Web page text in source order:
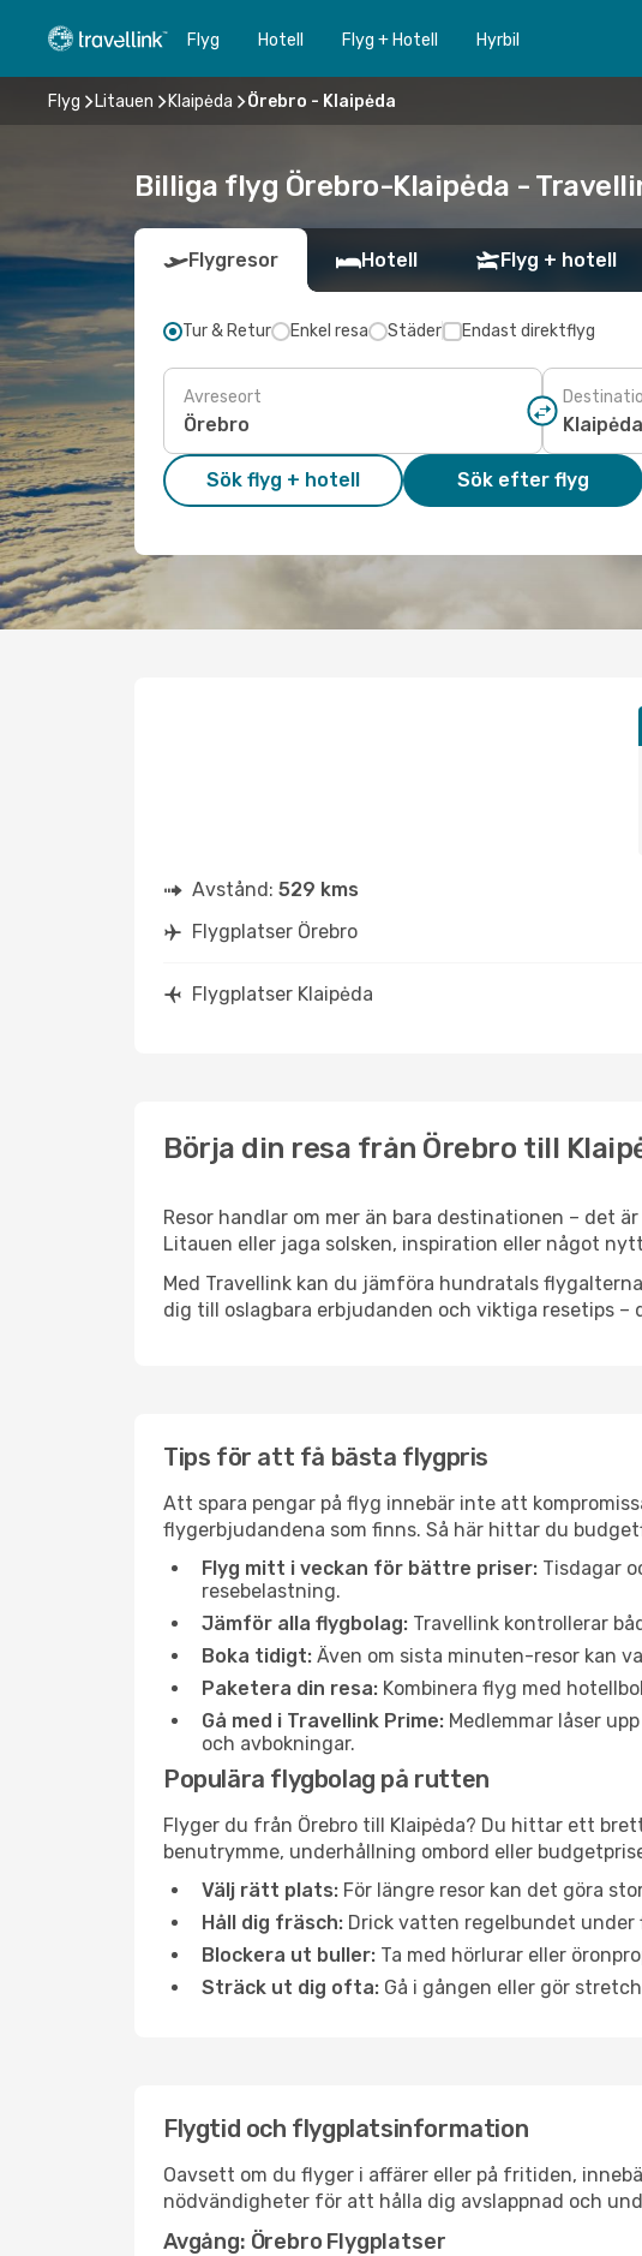
Flyg Hotell Flyg + Hotell Hyrbil
Flyg Litauen Klaipėda Örebro - Klaipėda
Billiga flyg Örebro-Klaipėda -
Flygresor Hotell Flyg + hotell
Tur & Retur Enkel resa Städer Endast direktflyg
Avreseort
Sök flyg + hotell Sök efter flyg
Avstånd: 529 kms
Flygplatser Örebro
Flygplatser Klaipėda
Börja din resa från Örebro till
Resor handlar om mer än bara destinationen – det
Litauen eller jaga solsken, inspiration eller något
Med Travellink kan du jämföra hundratals
dig till oslagbara erbjudanden och viktiga resetips
Tips för att få bästa flygpris
Att spara pengar på flyg innebär inte att
flygerbjudandena som finns. Så här hittar du
Flyg mitt i veckan för bättre priser: Tisdagar
resebelastning.
Jämför alla flygbolag: Travellink kontrollerar
Boka tidigt: Även om sista minuten-resor kan
Paketera din resa: Kombinera flyg med
Gå med i Travellink Prime: Medlemmar låser
och avbokningar.
Populära flygbolag på rutten
Flyger du från Örebro till Klaipėda? Du hittar ett
benutrymme, underhållning ombord eller
Välj rätt plats: För längre resor kan det göra
Håll dig fräsch: Drick vatten regelbundet
Blockera ut buller: Ta med hörlurar eller
Sträck ut dig ofta: Gå i gången eller gör
Flygtid och flygplatsinformation
Oavsett om du flyger i affärer eller på fritiden,
nödvändigheter för att hålla dig avslappnad och
Avgång: Örebro Flygplatser